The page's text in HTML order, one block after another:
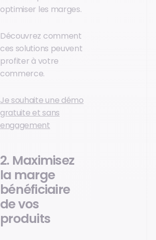
optimiser les marges.
Découvrez comment
ces solutions peuvent
profiter à votre
commerce.
Je souhaite une démo
gratuite et sans
engagement
2. Maximisez
la marge
bénéficiaire
de vos
produits